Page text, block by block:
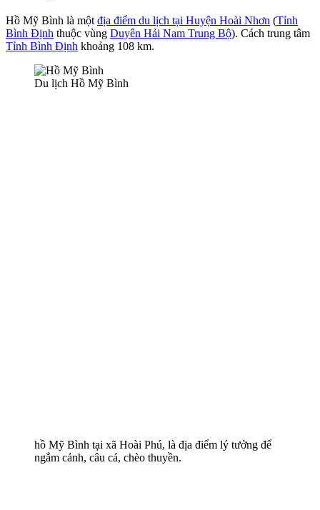
Hồ Mỹ Bình là một địa điểm du lịch tại Huyện Hoài Nhơn (Tỉnh
Bình Định thuộc vùng Duyên Hải Nam Trung Bộ). Cách trung tâm
Tỉnh Bình Định khoảng 108 km.
Du lịch Hồ Mỹ Bình
hồ Mỹ Bình tại xã Hoài Phú, là địa điểm lý tưởng để
ngắm cảnh, câu cá, chèo thuyền.